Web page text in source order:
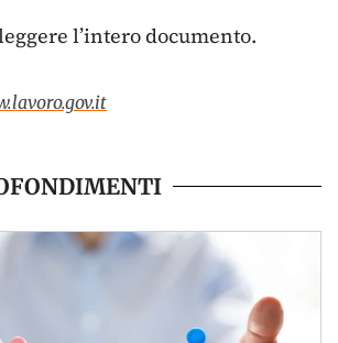
l’intero documento.